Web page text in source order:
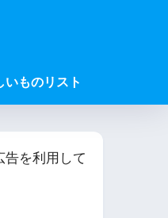
いものリスト
告を利用して